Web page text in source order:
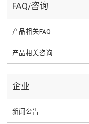
FAQ/咨询
产品相关FAQ
产品相关咨询
企业
新闻公告